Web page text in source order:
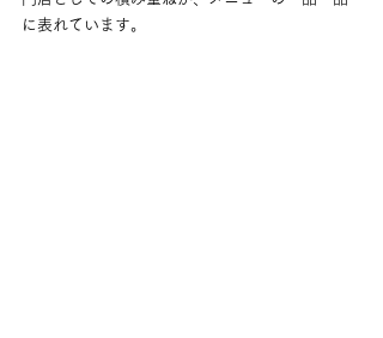
に表れています。